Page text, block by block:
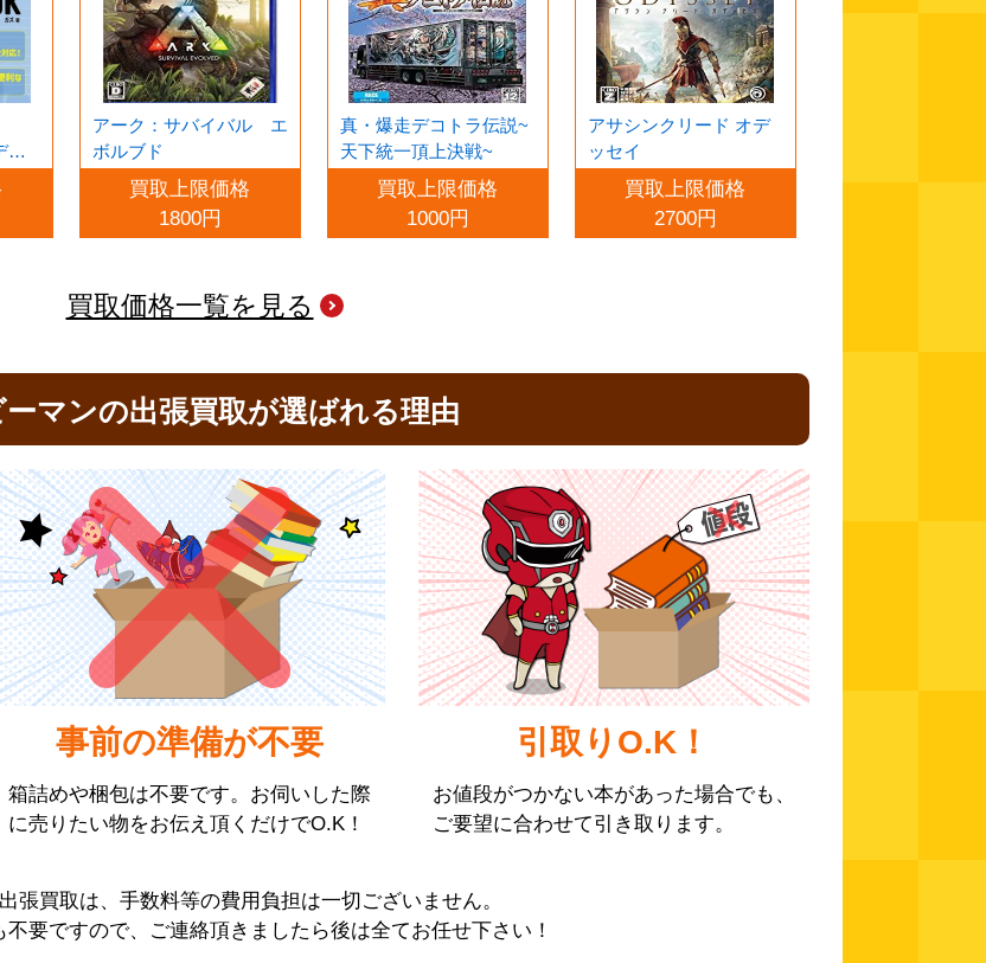
ィ
アーク：サバイバル エ
ボルブド
買取上限価格
1800円
真・爆走デコトラ伝説~
天下統一頂上決戦~
買取上限価格
1000円
アサシンクリード オデ
ッセイ
買取上限価格
2700円
買取価格一覧を見る
マンの出張買取が選ばれる理由
事前の準備が不要
箱詰めや梱包は不要です。お伺いした際
に売りたい物をお伝え頂くだけでO.K！
引取りO.K！
お値段がつかない本があった場合でも、
ご要望に合わせて引き取ります。
張買取は、手数料等の費用負担は一切ございません。
要ですので、ご連絡頂きましたら後は全てお任せ下さい！